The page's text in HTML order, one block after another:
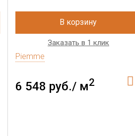
В корзину
Заказать в 1 клик
Piemme
6 548 руб./ м2